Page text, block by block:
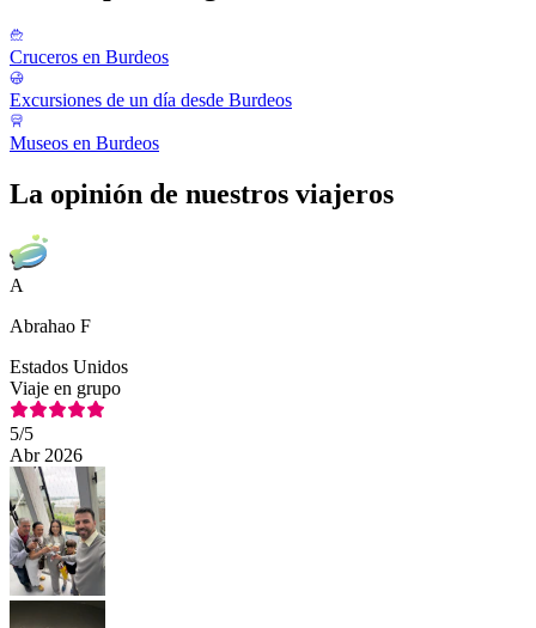
Cruceros en Burdeos
Excursiones de un día desde Burdeos
Museos en Burdeos
La opinión de nuestros viajeros
A
Abrahao F
Estados Unidos
Viaje en grupo
5/5
Abr 2026